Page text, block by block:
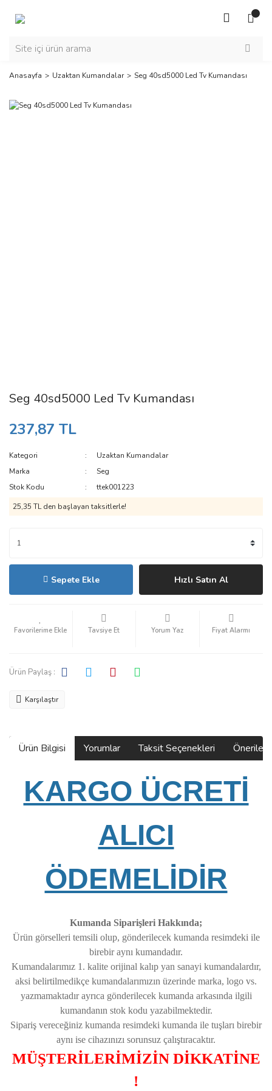
Anasayfa Uzaktan Kumandalar Seg 40sd5000 Led Tv Kumandası
Seg 40sd5000 Led Tv Kumandası
237,87 TL
Kategori
Uzaktan Kumandalar
Marka
Seg
Stok Kodu
ttek001223
25,35 TL den başlayan taksitlerle!
Sepete Ekle Hızlı Satın Al
Tavsiye Et Yorum Yaz Fiyat Alarmı
Ürün Paylaş :
Karşılaştır
Ürün Bilgisi Yorumlar Taksit Seçenekleri
KARGO ÜCRETİ
ALICI
ÖDEMELİDİR
Kumanda Siparişleri Hakkında;
Ürün görselleri temsili olup, gönderilecek kumanda resimdeki ile
birebir aynı kumandadır.
Kumandalarımız 1. kalite orijinal kalıp yan sanayi kumandalardır,
aksi belirtilmedikçe kumandalarımızın üzerinde marka, logo vs.
yazmamaktadır ayrıca gönderilecek kumanda arkasında ilgili
kumandanın stok kodu yazabilmektedir.
Sipariş vereceğiniz kumanda resimdeki kumanda ile tuşları birebir
aynı ise cihazınızı sorunsuz çalıştıracaktır.
MÜŞTERİLERİMİZİN DİKKATİNE
!